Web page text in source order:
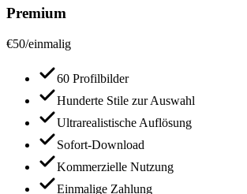
Premium
€50/einmalig
60 Profilbilder
Hunderte Stile zur Auswahl
Ultrarealistische Auflösung
Sofort-Download
Kommerzielle Nutzung
Einmalige Zahlung